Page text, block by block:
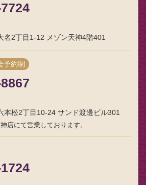
名2丁目1-12 メゾン天神4階401
予約制
本松2丁目10-24 サンド渡邊ビル301
店にて営業しております。